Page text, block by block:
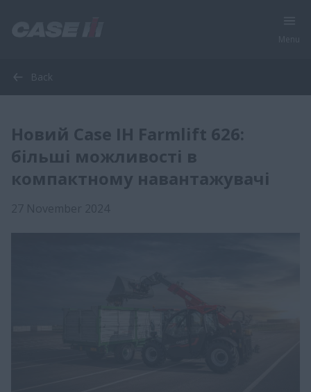
Back
Новий Case IH Farmlift 626:
більші можливості в
компактному навантажувачі